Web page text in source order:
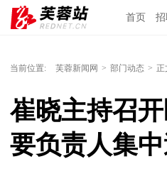
首页
当前位置: 芙蓉新闻网 > 部门动态 > 正
崔晓主持召
要负责人集